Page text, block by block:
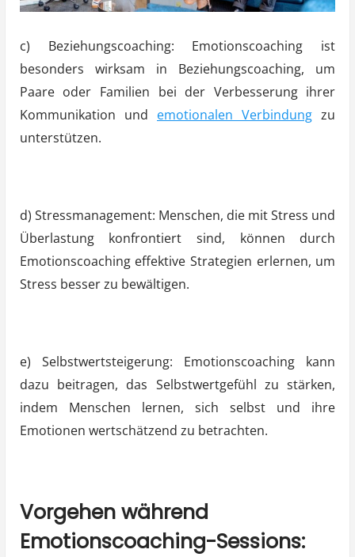
c) Beziehungscoaching: Emotionscoaching ist
besonders wirksam in Beziehungscoaching, um
Paare oder Familien bei der Verbesserung ihrer
Kommunikation und emotionalen Verbindung zu
unterstützen.
d) Stressmanagement: Menschen, die mit Stress und
Überlastung konfrontiert sind, können durch
Emotionscoaching effektive Strategien erlernen, um
Stress besser zu bewältigen.
e) Selbstwertsteigerung: Emotionscoaching kann
dazu beitragen, das Selbstwertgefühl zu stärken,
indem Menschen lernen, sich selbst und ihre
Emotionen wertschätzend zu betrachten.
Vorgehen während
Emotionscoaching-Sessions: